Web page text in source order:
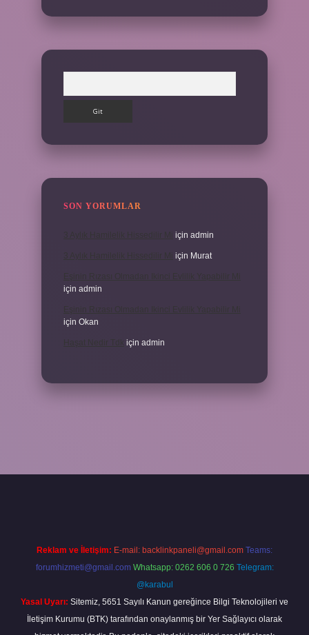
SON YORUMLAR
için admin
için Murat
için admin
için Okan
için admin
Reklam ve İletişim: E-mail: backlinkpaneli@gmail.com Teams:
forumhizmeti@gmail.com Whatsapp: 0262 606 0 726 Telegram:
@karabul
Yasal Uyarı: Sitemiz, 5651 Sayılı Kanun gereğince Bilgi Teknolojileri ve
İletişim Kurumu (BTK) tarafından onaylanmış bir Yer Sağlayıcı olarak